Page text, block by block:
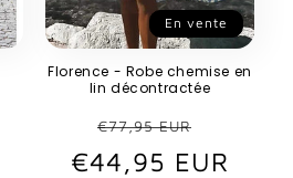
En vente
Florence - Robe chemise en
lin décontractée
Prix
habituel
€77,95 EUR
€44,95 EUR